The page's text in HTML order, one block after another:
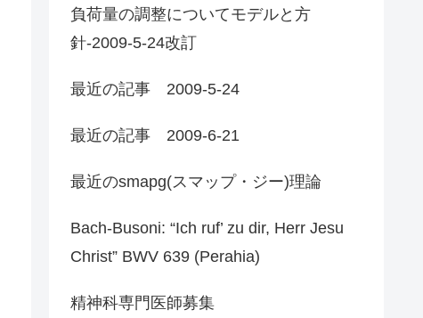
負荷量の調整についてモデルと方
針-2009-5-24改訂
最近の記事 2009-5-24
最近の記事 2009-6-21
最近のsmapg(スマップ・ジー)理論
Bach-Busoni: “Ich ruf’ zu dir, Herr Jesu
Christ” BWV 639 (Perahia)
精神科専門医師募集